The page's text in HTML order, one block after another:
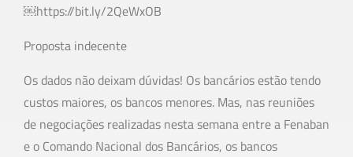
￼https://bit.ly/2QeWxOB
Proposta indecente
Os dados não deixam dúvidas! Os bancários estão tendo
custos maiores, os bancos menores. Mas, nas reuniões
de negociações realizadas nesta semana entre a Fenaban
e o Comando Nacional dos Bancários, os bancos